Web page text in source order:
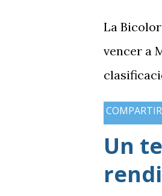
La
vencer a
COMPARTIR
Un